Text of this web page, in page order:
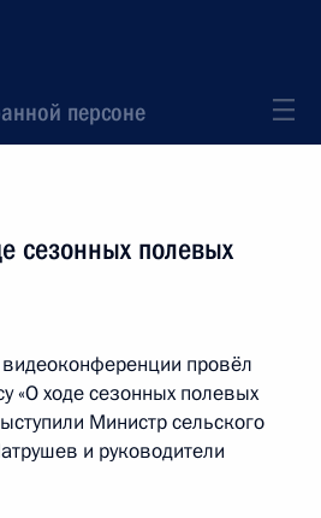
персоне
сезонных полевых
провёл
«О ходе сезонных полевых
Министр сельского
и руководители